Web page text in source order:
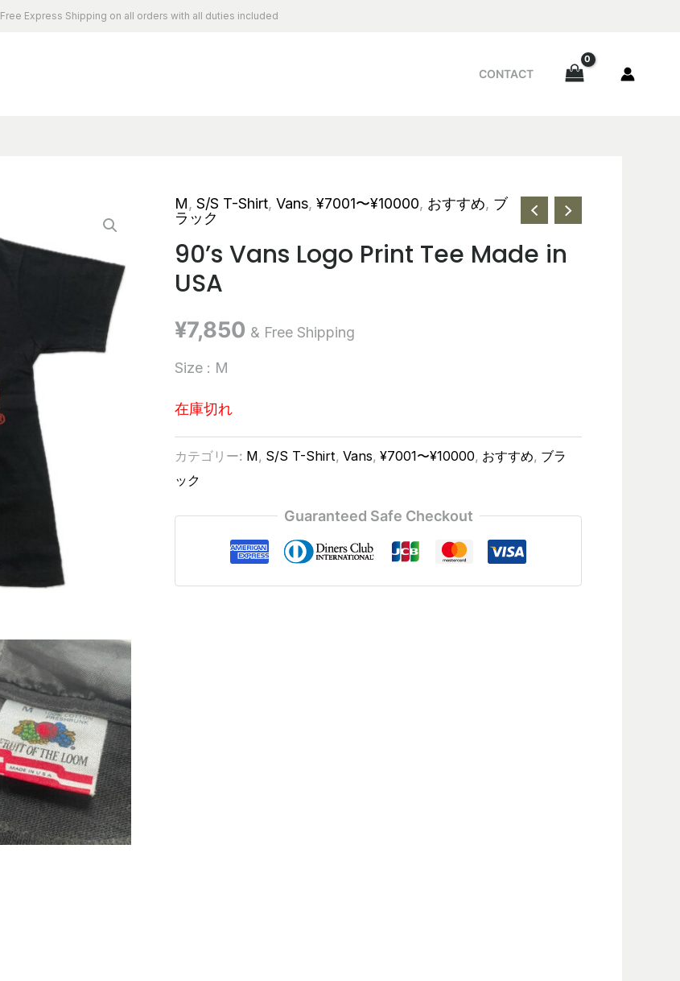
Free Express Shipping on all orders with all duties included
CONTACT
M, S/S T-Shirt, Vans, ¥7001〜¥10000, おすすめ, ブ
ラック
90’s Vans Logo Print Tee Made in
USA
¥7,850 & Free Shipping
Size : M
在庫切れ
カテゴリー: M, S/S T-Shirt, Vans, ¥7001〜¥10000, おすすめ, ブラ
ック
Guaranteed Safe Checkout